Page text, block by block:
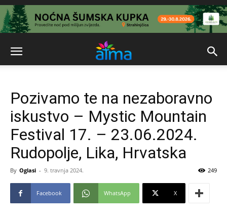
Pozivamo te na nezaboravno
iskustvo – Mystic Mountain
Festival 17. – 23.06.2024.
Rudopolje, Lika, Hrvatska
By Oglasi - 9. travnja 2024. 249
Facebook WhatsApp X